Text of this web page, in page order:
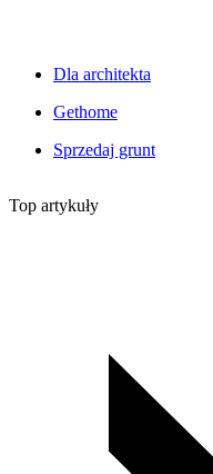
Dla architekta
Gethome
Sprzedaj grunt
Top artykuły